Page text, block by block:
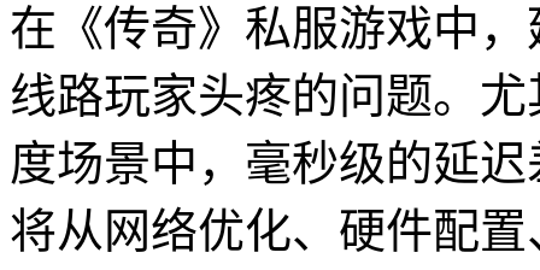
在《传奇》私服游戏中
线路玩家头疼的问题。
度场景中，毫秒级的延
将从网络优化、硬件配